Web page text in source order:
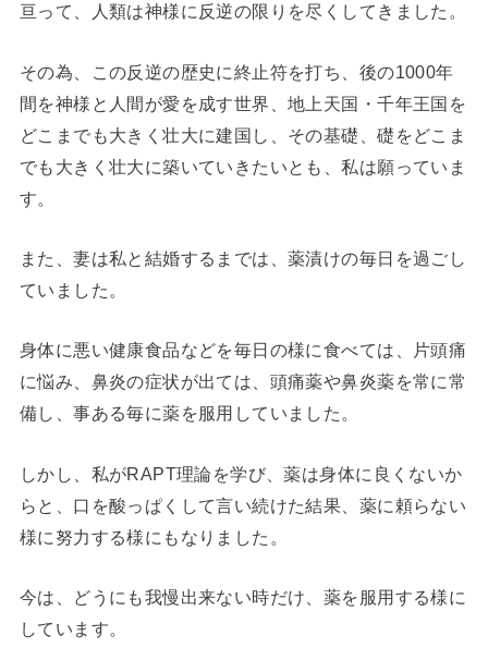
亘って、人類は神様に反逆の限りを尽くしてきました。
その為、この反逆の歴史に終止符を打ち、後の1000年
間を神様と人間が愛を成す世界、地上天国・千年王国を
どこまでも大きく壮大に建国し、その基礎、礎をどこま
でも大きく壮大に築いていきたいとも、私は願っていま
す。
また、妻は私と結婚するまでは、薬漬けの毎日を過ごし
ていました。
身体に悪い健康食品などを毎日の様に食べては、片頭痛
に悩み、鼻炎の症状が出ては、頭痛薬や鼻炎薬を常に常
備し、事ある毎に薬を服用していました。
しかし、私がRAPT理論を学び、薬は身体に良くないか
らと、口を酸っぱくして言い続けた結果、薬に頼らない
様に努力する様にもなりました。
今は、どうにも我慢出来ない時だけ、薬を服用する様に
しています。